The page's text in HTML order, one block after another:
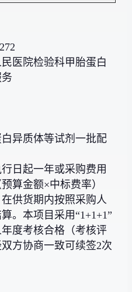
医院检验科甲胎蛋白
异质体等试剂一批配
日起一年或采购费用
算金额×中标费率）
供货期内按照采购人
。本项目采用“1+1+1”
度考核合格（考核评
方协商一致可续签2次